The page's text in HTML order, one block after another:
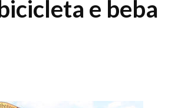
e beba